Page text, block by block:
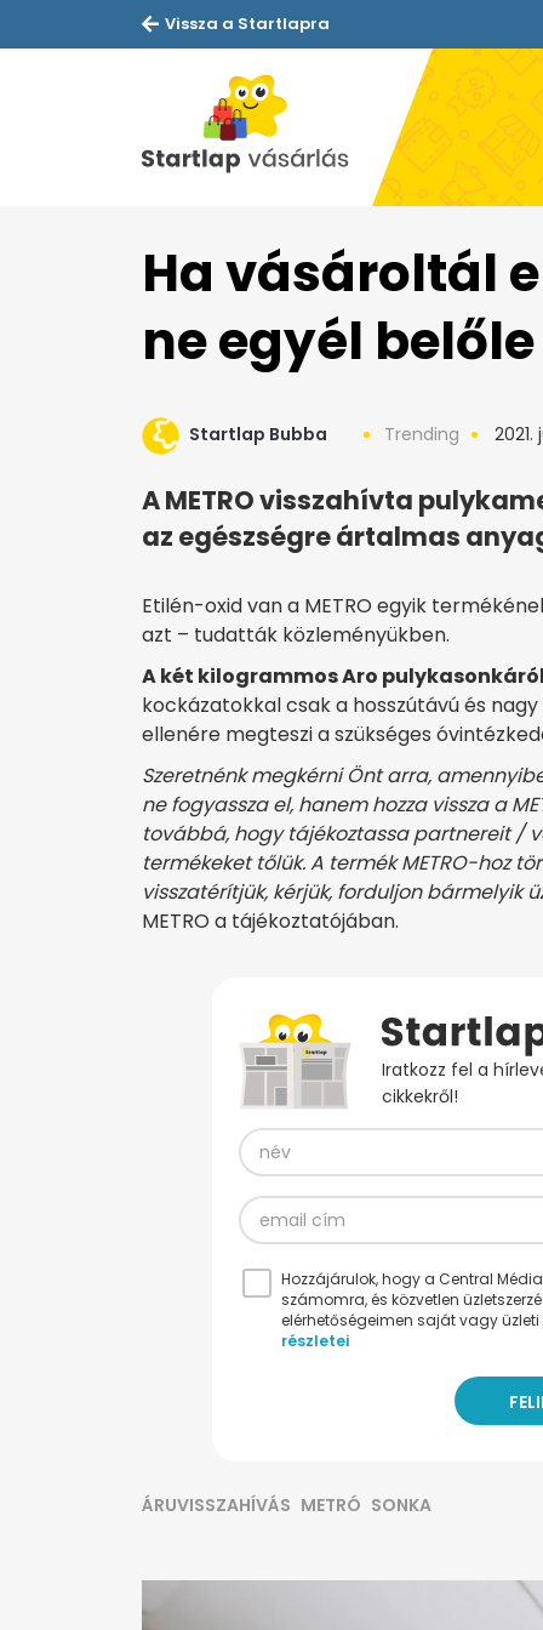
Vissza a Startlapra
Ha vásároltál
ne egyél belőle
Startlap Bubba Trending 2021.
A METRO visszahívta
az egészségre ártalmas
Etilén-oxid van a METRO egyik
azt – tudatták közleményükben.
A két kilogrammos Aro
kockázatokkal csak a hosszútávú és
ellenére megteszi a szükséges
Szeretnénk megkérni Önt arra,
ne fogyassza el, hanem hozza vissza a
továbbá, hogy tájékoztassa partnereit /
termékeket tőlük. A termék METRO-hoz
visszatérítjük, kérjük, forduljon bármelyik
METRO a tájékoztatójában.
Iratkozz fel a
cikkekről!
Hozzájárulok, hogy a Central
számomra, és közvetlen
elérhetőségeimen saját vagy
részletei
ÁRUVISSZAHÍVÁS METRÓ SONKA